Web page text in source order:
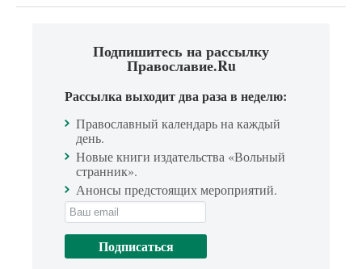
Подпишитесь на рассылку
Православие.Ru
Рассылка выходит два раза в неделю:
Православный календарь на каждый
день.
Новые книги издательства «Вольный
странник».
Анонсы предстоящих мероприятий.